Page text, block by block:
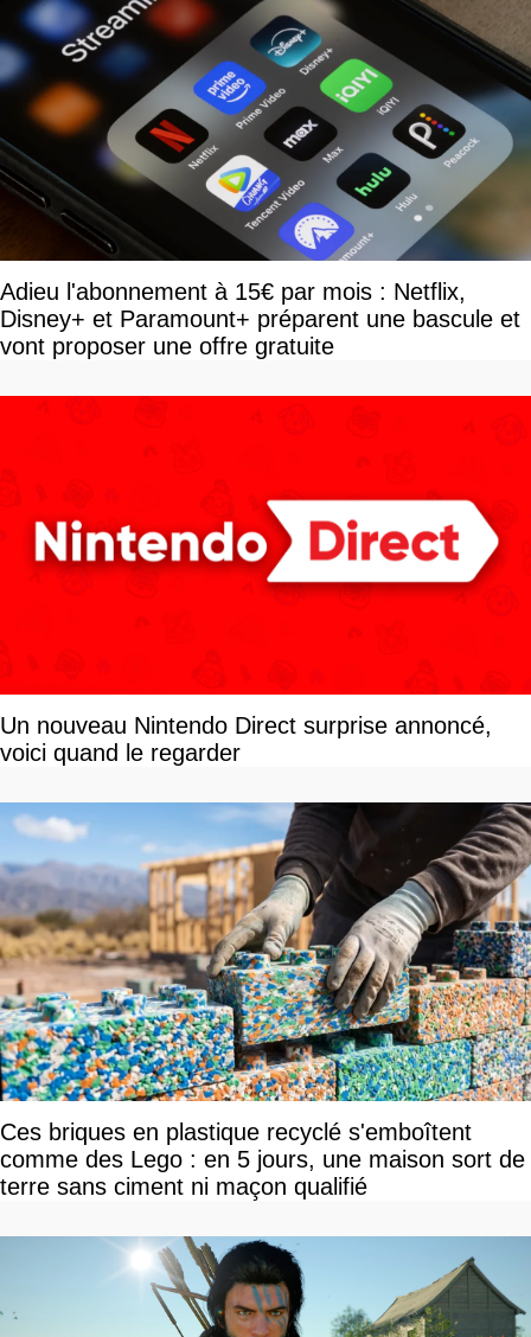
Adieu l'abonnement à 15€ par mois : Netflix,
Disney+ et Paramount+ préparent une bascule et
vont proposer une offre gratuite
Un nouveau Nintendo Direct surprise annoncé,
voici quand le regarder
Ces briques en plastique recyclé s'emboîtent
comme des Lego : en 5 jours, une maison sort de
terre sans ciment ni maçon qualifié